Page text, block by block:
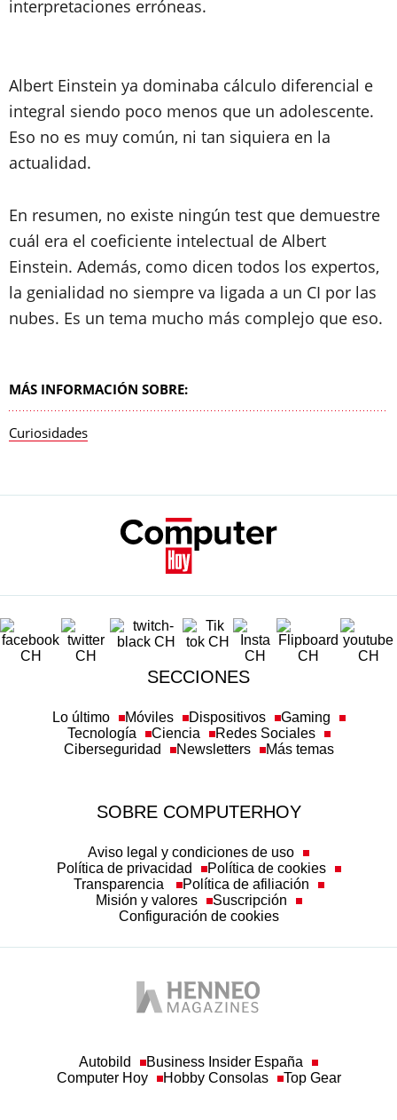
interpretaciones erróneas.
Albert Einstein ya dominaba cálculo diferencial e
integral siendo poco menos que un adolescente.
Eso no es muy común, ni tan siquiera en la
actualidad.
En resumen, no existe ningún test que demuestre
cuál era el coeficiente intelectual de Albert
Einstein. Además, como dicen todos los expertos,
la genialidad no siempre va ligada a un CI por las
nubes. Es un tema mucho más complejo que eso.
MÁS INFORMACIÓN SOBRE:
Curiosidades
SECCIONES
Lo último Móviles Dispositivos
Gaming
Tecnología
Ciencia
Redes Sociales
Ciberseguridad
Newsletters Más temas
SOBRE COMPUTERHOY
Aviso legal y condiciones de uso
Política de privacidad
Política de cookies
Transparencia
Política de afiliación
Misión y valores
Suscripción
Configuración de cookies
Autobild
Business Insider España
Computer Hoy
Hobby Consolas Top Gear